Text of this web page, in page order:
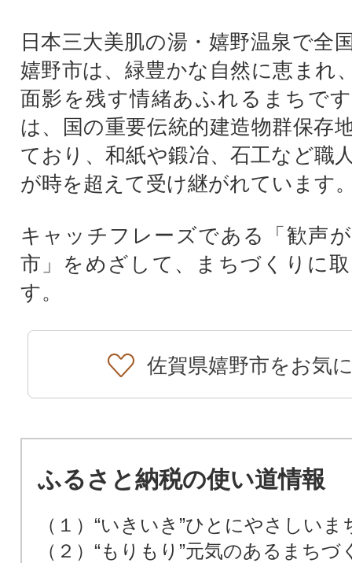
日本三大美肌の湯・嬉野温泉で全
嬉野市は、緑豊かな自然に恵まれ
面影を残す情緒あふれるまちで
は、国の重要伝統的建造物群保存
ており、和紙や鍛冶、石工など職
が時を超えて受け継がれています
キャッチフレーズである「歓声
市」をめざして、まちづくりに
す。
佐賀県嬉野市をお気
ふるさと納税の使い道情報
（１）“いきいき”ひとにやさしいま
（２）“もりもり”元気のあるまちづ